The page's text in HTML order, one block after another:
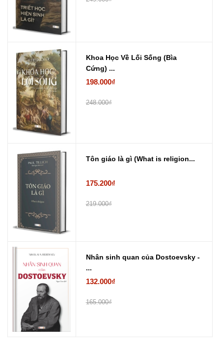
Khoa Học Về Lối Sống (Bìa
Cứng) ...
198.000₫
248.000₫
Tôn giáo là gì (What is religion...
175.200₫
219.000₫
Nhân sinh quan của Dostoevsky -
...
132.000₫
165.000₫